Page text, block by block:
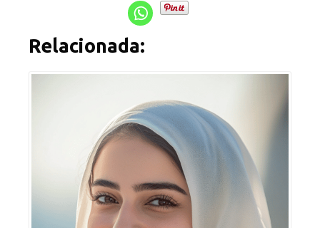
Relacionada: